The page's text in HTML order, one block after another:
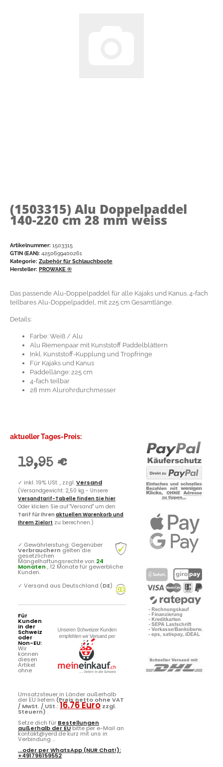
(1503315) Alu Doppelpaddel
140-220 cm 28 mm weiss
Artikelnummer: 1503315
GTIN (EAN): 4250699400261
Kategorie: Zubehör für Schlauchboote
Hersteller: PROWAKE ®
Das passende Alu-Doppelpaddel für alle Kajaks und Kanus. 4-fach
teilbares Alu-Doppelpaddel, mit 225 cm Gesamtlänge.
Details:
Farbe: Weiß / Alu
Alu Riemenpaar mit Kunststoff Paddelblättern
Inkl. Kunststoff-Kupplung und Tropfringe
Für Kajaks und Kanus
Paddellänge: 225 cm
4-fach teilbar
28 mm Alurohrdurchmesser
aktueller Tages-Preis:
19,95 €
✓ inkl. 19% USt. , zzgl.Versand
(Versandgewicht: 2,50 kg - Unsere
Versandtarif-Tabelle finden Sie hier.
Oder klicken Sie auf "Versand" um den
Tarif für Ihren aktuellen Warenkorb und
Ihrem Zielort zu berechnen.)
✓ Gewährleistung: Gegenüber
Verbrauchern gelten die
gesetzlichen
Mängelhaftungsrechte von 24
Monaten , 12 Monate für gewerbliche
Kunden.
✓ Versand aus Deutschland (DE)
Für
Kunden
in der
Schweiz
oder
Non-EU:
Wir
können
diesen
Artikel
ohne
Umsatzsteuer in Länder außerhalb
der EU liefern (Preis netto ohne VAT
/ MwSt. / USt.:16.76 Euro zzgl.
Steuern) .
Setze dich für Bestellungen
außerhalb der EUbitte per e-Mail an
kontakt@yerd.de kurz mit uns in
Verbindung ...
...oder perWhatsApp (NUR Chat!):
+491796159552